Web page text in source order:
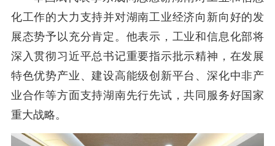
化工作的大力支持并对湖南工业经济向新向好的发
展态势予以充分肯定。他表示，工业和信息化部将
深入贯彻习近平总书记重要指示批示精神，在发展
特色优势产业、建设高能级创新平台、深化中非产
业合作等方面支持湖南先行先试，共同服务好国家
重大战略。